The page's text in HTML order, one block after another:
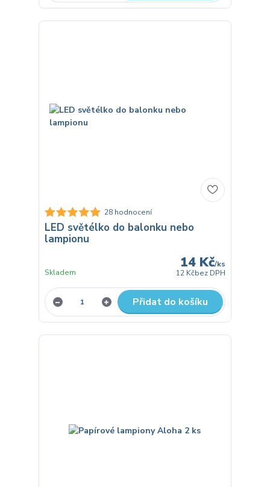
28 hodnocení
LED světélko do balonku nebo
lampionu
14 Kč/ks
12 Kčbez DPH
Skladem
Přidat do košíku